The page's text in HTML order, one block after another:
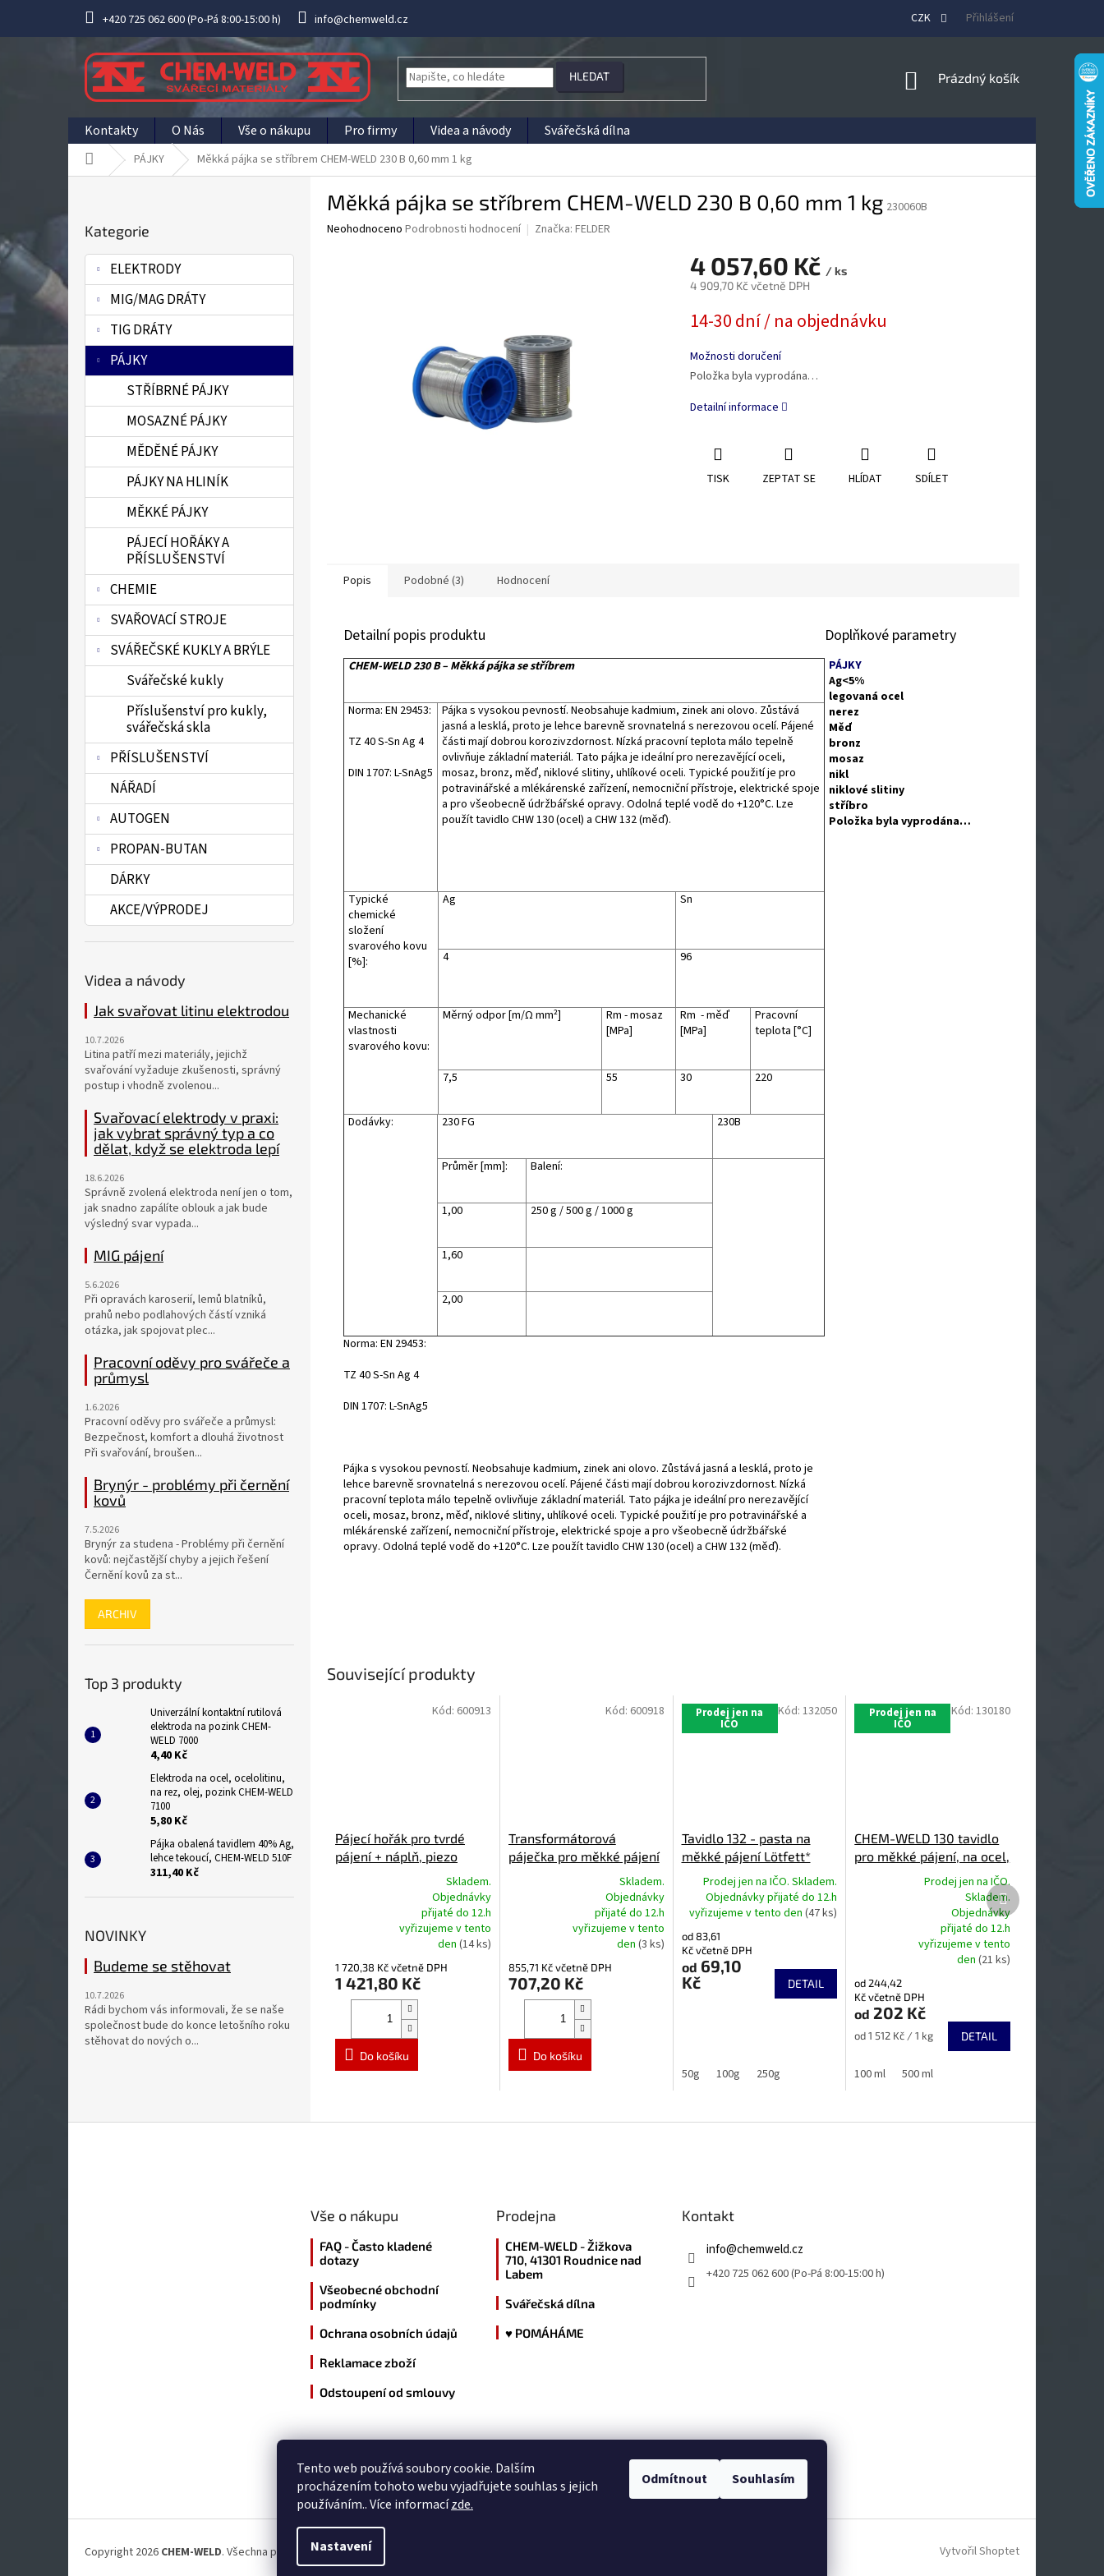
Tento web používá soubory cookie. Dalším
procházením tohoto webu vyjadřujete souhlas s jejich
používáním.. Více informacízde.
Nastavení
Odmítnout Souhlasím
obsah
+420 725 062 600 (Po-Pá 8:00-15:00 h) info@chemweld.cz CZK Přihlášení
HLEDAT
NÁKUPNÍ
Prázdný košík
Kontakty O Nás Vše o nákupu Pro firmy Videa a návody Svářečská dílna
Domů PÁJKY Měkká pájka se stříbrem CHEM-WELD 230 B 0,60 mm 1 kg
s
n
p
kategorie
Kategorie
ELEKTRODY
MIG/MAG DRÁTY
TIG DRÁTY
PÁJKY
STŘÍBRNÉ PÁJKY
MOSAZNÉ PÁJKY
MĚDĚNÉ PÁJKY
PÁJKY NA HLINÍK
MĚKKÉ PÁJKY
PÁJECÍ HOŘÁKY A
PŘÍSLUŠENSTVÍ
CHEMIE
SVAŘOVACÍ STROJE
SVÁŘEČSKÉ KUKLY A BRÝLE
Svářečské kukly
Příslušenství pro kukly,
svářečská skla
PŘÍSLUŠENSTVÍ
NÁŘADÍ
AUTOGEN
PROPAN-BUTAN
DÁRKY
AKCE/VÝPRODEJ
Videa a návody
Jak svařovat litinu elektrodou
10.7.2026
Litina patří mezi materiály, jejichž
svařování vyžaduje zkušenosti, správný
postup i vhodně zvolenou...
Svařovací elektrody v praxi:
jak vybrat správný typ a co
dělat, když se elektroda lepí
18.6.2026
Správně zvolená elektroda není jen o tom,
jak snadno zapálíte oblouk a jak bude
výsledný svar vypada...
MIG pájení
5.6.2026
Při opravách karoserií, lemů blatníků,
prahů nebo podlahových částí vzniká
otázka, jak spojovat plec...
Pracovní oděvy pro svářeče a
průmysl
1.6.2026
Pracovní oděvy pro svářeče a průmysl:
Bezpečnost, komfort a dlouhá životnost
Při svařování, broušen...
Brynýr - problémy při černění
kovů
7.5.2026
Brynýr za studena - Problémy při černění
kovů: nejčastější chyby a jejich řešení
Černění kovů za st...
ARCHIV
Top 3 produkty
Univerzální kontaktní rutilová
elektroda na pozink CHEM-
WELD 7000
4,40 Kč
Elektroda na ocel, ocelolitinu,
na rez, olej, pozink CHEM-WELD
7100
5,80 Kč
Pájka obalená tavidlem 40% Ag,
lehce tekoucí, CHEM-WELD 510F
311,40 Kč
NOVINKY
Budeme se stěhovat
10.7.2026
Rádi bychom vás informovali, že se naše
společnost bude do konce letošního roku
stěhovat do nových o...
Měkká pájka se stříbrem CHEM-WELD 230 B 0,60 mm 1 kg 230060B
Průměrné
Neohodnoceno Podrobnosti hodnocení Značka: FELDER
4 057,60 Kč / ks
4 909,70 Kč včetně DPH
cena:
14-30 dní / na objednávku
Možnosti doručení
Položka byla vyprodána…
Detailní informace
TISK ZEPTAT SE HLÍDAT SDÍLET
Popis Podobné (3) Hodnocení
Detailní popis produktu
CHEM-WELD 230 B – Měkká pájka se stříbrem
Norma: EN 29453:
TZ 40 S-Sn Ag 4
DIN 1707: L-SnAg5
Pájka s vysokou pevností. Neobsahuje kadmium, zinek ani olovo. Zůstává
jasná a lesklá, proto je lehce barevně srovnatelná s nerezovou ocelí. Pájené
části mají dobrou korozivzdornost. Nízká pracovní teplota málo tepelně
ovlivňuje základní materiál. Tato pájka je ideální pro nerezavějící oceli,
mosaz, bronz, měď, niklové slitiny, uhlíkové oceli. Typické použití je pro
potravinářské a mlékárenské zařízení, nemocniční přístroje, elektrické spoje
a pro všeobecně údržbářské opravy. Odolná teplé vodě do +120°C. Lze
použít tavidlo CHW 130 (ocel) a CHW 132 (měď).
Typické
chemické
složení
svarového kovu
[%]:
Ag Sn
4 96
Mechanické
vlastnosti
svarového kovu:
Měrný odpor [m/Ω mm²]
Rm - mosaz
[MPa]
Rm - měď
[MPa]
Pracovní
teplota [°C]
7,5 55 30 220
Dodávky: 230 FG 230B
Průměr [mm]: Balení:
1,00 250 g / 500 g / 1000 g
1,60
2,00
Norma: EN 29453:
TZ 40 S-Sn Ag 4
DIN 1707: L-SnAg5
Pájka s vysokou pevností. Neobsahuje kadmium, zinek ani olovo. Zůstává jasná a lesklá, proto je
lehce barevně srovnatelná s nerezovou ocelí. Pájené části mají dobrou korozivzdornost. Nízká
pracovní teplota málo tepelně ovlivňuje základní materiál. Tato pájka je ideální pro nerezavějící
oceli, mosaz, bronz, měď, niklové slitiny, uhlíkové oceli. Typické použití je pro potravinářské a
mlékárenské zařízení, nemocniční přístroje, elektrické spoje a pro všeobecně údržbářské
opravy. Odolná teplé vodě do +120°C. Lze použít tavidlo CHW 130 (ocel) a CHW 132 (měď).
Doplňkové parametry
PÁJKY
Ag<5%
legovaná ocel
nerez
Měď
bronz
mosaz
nikl
niklové slitiny
stříbro
Položka byla vyprodána…
Související produkty
Pájecí hořák pro tvrdé
pájení + náplň, piezo
je
5,0
z
Skladem.
Objednávky
přijaté do 12.h
vyřizujeme v tento
den (14 ks)
1 720,38 Kč včetně DPH
1 421,80 Kč
Do košíku
Kód: 600913
Transformátorová
páječka pro měkké pájení
je
5,0
z
Skladem.
Objednávky
přijaté do 12.h
vyřizujeme v tento
den (3 ks)
855,71 Kč včetně DPH
707,20 Kč
Do košíku
Kód: 600918 Prodej jen na
IČO
Tavidlo 132 - pasta na
měkké pájení Lötfett*
Prodej jen na IČO. Skladem.
Objednávky přijaté do 12.h
vyřizujeme v tento den(47 ks)
od 83,61
Kč včetně DPH
od 69,10
Kč
DETAIL
50g 100g 250g
Kód:132050 Prodej jen na
IČO
CHEM-WELD 130 tavidlo
pro měkké pájení, na ocel,
nerez, měď, Lötöl ST*
5,0
z
5
hvězdiček.
Prodej jen na IČO.
Skladem.
Objednávky
přijaté do 12.h
vyřizujeme v tento
den(21 ks)
od 244,42
Kč včetně DPH
od 202 Kč
Měrná
od 1 512 Kč / 1 kg DETAIL
100 ml 500 ml
Kód: 130180
Další
produkt
Vše o nákupu
FAQ - Často kladené
dotazy
Všeobecné obchodní
podmínky
Ochrana osobních údajů
Reklamace zboží
Odstoupení od smlouvy
Prodejna
CHEM-WELD - Žižkova
710, 41301 Roudnice nad
Labem
Svářečská dílna
♥ POMÁHÁME
Kontakt
info@chemweld.cz
+420 725 062 600 (Po-Pá 8:00-15:00 h)
Vytvořil Shoptet
Copyright 2026 CHEM-WELD. Všechna práva vyhrazena.